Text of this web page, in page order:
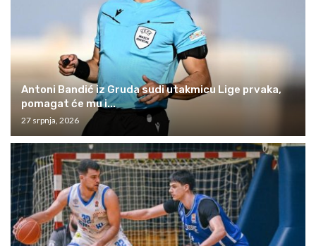
Antoni Bandić iz Gruda sudi utakmicu Lige prvaka,
pomagat će mu i...
27 srpnja, 2026